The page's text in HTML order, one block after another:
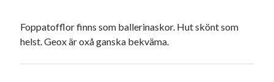
Foppatofflor finns som ballerinaskor. Hut skönt som
helst. Geox är oxå ganska bekväma.